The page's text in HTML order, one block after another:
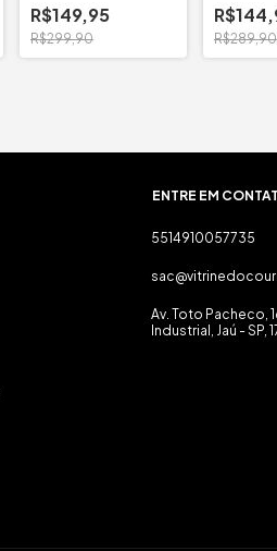
R$149,95
R$299,90 R$289,90
ENTRE EM
5514910057735
Av. Toto Pacheco,
Industrial, Jaú - SP,